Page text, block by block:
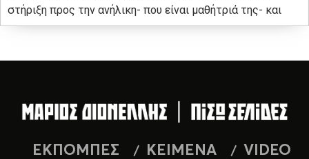
στήριξη προς την ανήλικη- που είναι μαθήτριά της- και
ΕΚΠΟΜΠΕΣ ΚΕΙΜΕΝΑ
VIDEO